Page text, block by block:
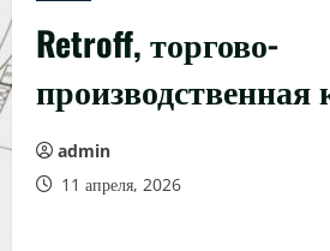
Retroff, торгово-
admin
11 апреля, 2026